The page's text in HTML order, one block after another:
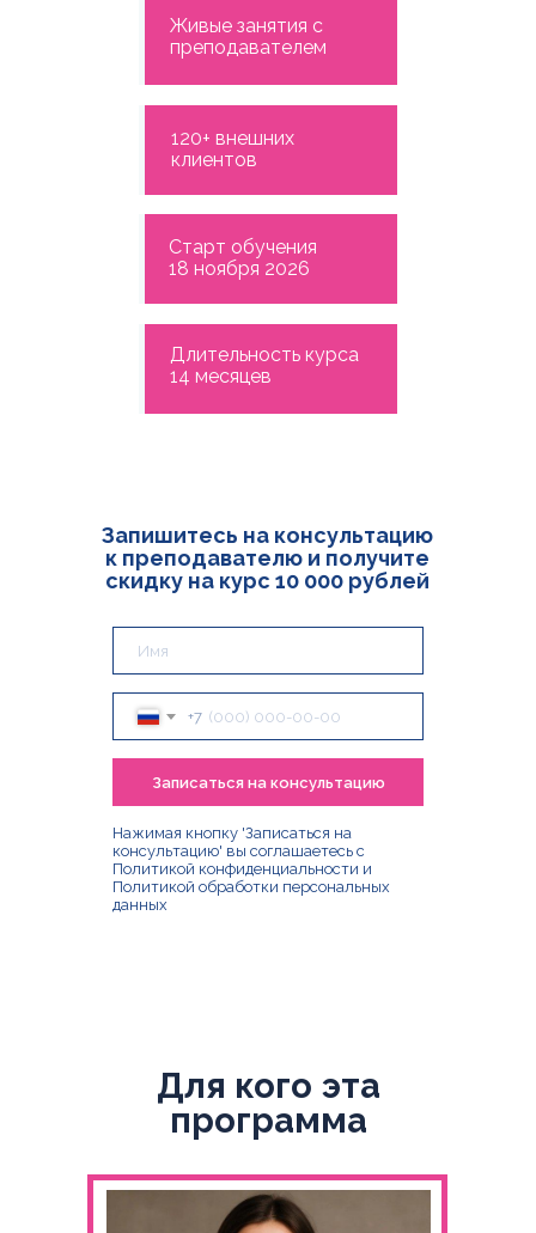
Старт обучения
18 ноября 2026
Длительность курса
14 месяцев
Живые занятия с
преподавателем
120+ внешних
клиентов
Запишитесь на консультацию
к преподавателю и получите
скидку на курс 10 000 рублей
+7
Записаться на консультацию
Нажимая кнопку 'Записаться на
консультацию' вы соглашаетесь с
Политикой конфиденциальности и
Политикой обработки персональных
данных
Для кого эта
программа